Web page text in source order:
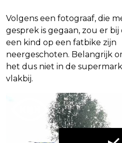
Volgens een fotograaf, die
gesprek is gegaan, zou er
een kind op een fatbike zijn
neergeschoten. Belangrijk
het dus niet in de
vlakbij.